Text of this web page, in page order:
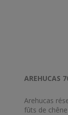
AREHUCAS
Arehucas
fûts de